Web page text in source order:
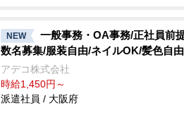
NEW
一般事務・OA事務/正社員前
数名募集/服装自由/ネイルOK/髪色自由
アデコ株式会社
時給1,450円～
派遣社員 / 大阪府